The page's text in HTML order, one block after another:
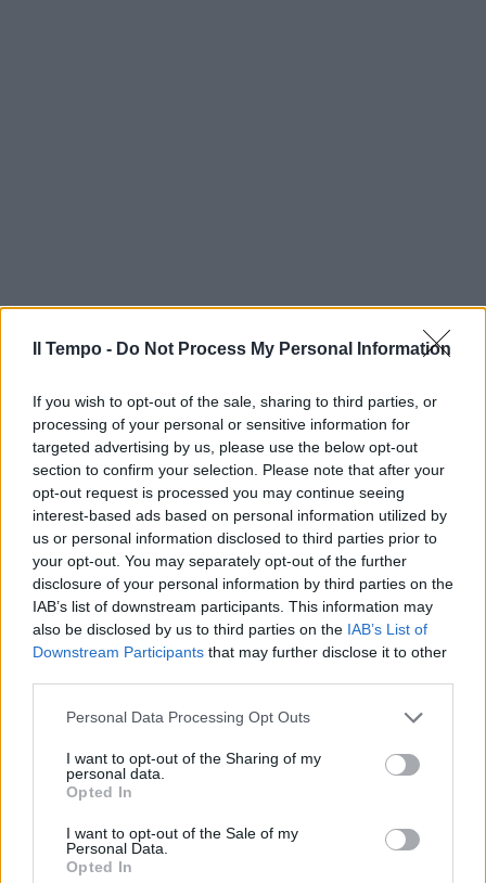
Il Tempo - Do Not Process My Personal Information
If you wish to opt-out of the sale, sharing to third parties, or
processing of your personal or sensitive information for
targeted advertising by us, please use the below opt-out
section to confirm your selection. Please note that after your
opt-out request is processed you may continue seeing
interest-based ads based on personal information utilized by
us or personal information disclosed to third parties prior to
your opt-out. You may separately opt-out of the further
disclosure of your personal information by third parties on the
IAB’s list of downstream participants. This information may
also be disclosed by us to third parties on the IAB’s List of
Downstream Participants that may further disclose it to other
Personal Data Processing Opt Outs
I want to opt-out of the Sharing of my
personal data.
Opted In
I want to opt-out of the Sale of my
Personal Data.
Opted In